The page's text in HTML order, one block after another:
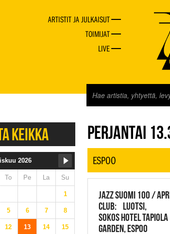
ARTISTIT JA JULKAISUT
TOIMIJAT
LIVE
KEIKKA
2026
To Pe La Su
1
5 6 7 8
12 13 14 15
JAZZ FINLAND
PERJANTAI
ESPOO
JAZZ SUOMI 100 /
CLUB: LUOTSI,
SOKOS HOTEL TAPIOLA
GARDEN, ESPOO